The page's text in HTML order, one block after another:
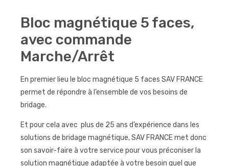
Bloc magnétique 5 faces,
avec commande
Marche/Arrêt
En premier lieu le bloc magnétique 5 faces SAV FRANCE
permet de répondre à l’ensemble de vos besoins de
bridage.
Et pour cela avec plus de 25 ans d’expérience dans les
solutions de bridage magnétique, SAV FRANCE met donc
son savoir-faire à votre service pour vous préconiser la
solution magnétique adaptée à votre besoin quel que